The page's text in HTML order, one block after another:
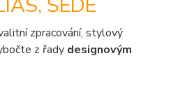
zpracování, stylový
z řady designovým